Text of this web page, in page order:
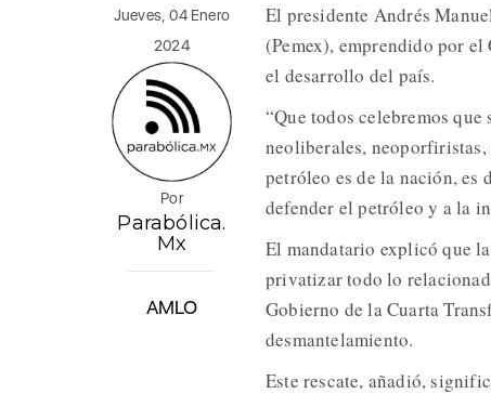
Jueves, 04 Enero
2024
Por
Parabólica.
Mx
AMLO
El presidente Andrés
(Pemex), emprendido por
el desarrollo del país.
“Que todos celebremos
neoliberales, neoporfiristas,
petróleo es de la nación, es
defender el petróleo y a la
El mandatario explicó que
privatizar todo lo
Gobierno de la Cuarta
desmantelamiento.
Este rescate, añadió,